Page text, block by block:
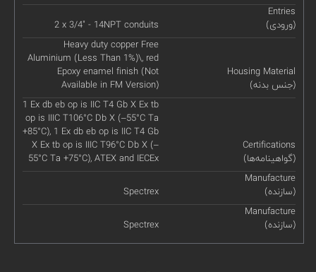
Entries
(ورودی)
2 x 3/4" - 14NPT conduits
Housing Material
(جنس بدنه)
Heavy duty copper Free
Aluminium (Less Than 1%)\, red
Epoxy enamel finish (Not
Available in FM Version)
Certifications
(گواهینامه‌ها)
1 Ex db eb op is IIC T4 Gb X Ex tb
op is IIIC T106°C Db X (–55°C Ta
+85°C), 1 Ex db eb op is IIC T4 Gb
X Ex tb op is IIIC T96°C Db X (–
55°C Ta +75°C), ATEX and IECEx
Manufacture
(سازنده)
Spectrex
Manufacture
(سازنده)
Spectrex